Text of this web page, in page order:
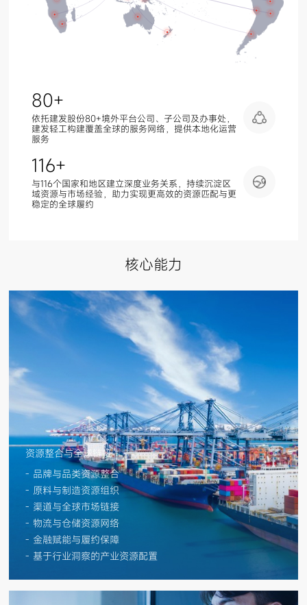
80+
依托建发股份80+境外平台公司、子公司及办事处，
建发轻工构建覆盖全球的服务网络，提供本地化运营
服务
116+
与116个国家和地区建立深度业务关系，持续沉淀区
域资源与市场经验，助力实现更高效的资源匹配与更
稳定的全球履约
核心能力
资源整合与全球链接
- 品牌与品类资源整合
- 原料与制造资源组织
- 渠道与全球市场链接
- 物流与仓储资源网络
- 金融赋能与履约保障
- 基于行业洞察的产业资源配置